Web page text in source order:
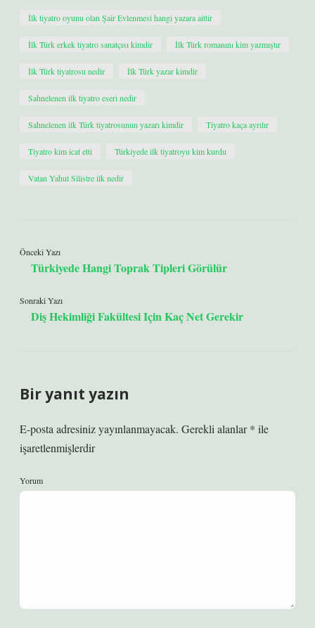
İlk tiyatro oyunu olan Şair Evlenmesi hangi yazara aittir
İlk Türk erkek tiyatro sanatçısı kimdir İlk Türk romanını kim yazmıştır
İlk Türk tiyatrosu nedir İlk Türk yazar kimdir
Sahnelenen ilk tiyatro eseri nedir
Sahnelenen ilk Türk tiyatrosunun yazarı kimdir Tiyatro kaça ayrılır
Tiyatro kim icat etti Türkiyede ilk tiyatroyu kim kurdu
Vatan Yahut Silistre ilk nedir
Önceki Yazı
Türkiyede Hangi Toprak Tipleri Görülür
Sonraki Yazı
Diş Hekimliği Fakültesi Için Kaç Net Gerekir
Bir yanıt yazın
E-posta adresiniz yayınlanmayacak. Gerekli alanlar* ile
işaretlenmişlerdir
Yorum